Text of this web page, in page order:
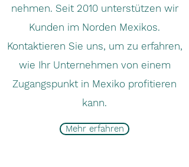
nehmen. Seit 2010 unterstützen wir
Kunden im Norden Mexikos.
Kontaktieren Sie uns, um zu erfahren,
wie Ihr Unternehmen von einem
Zugangspunkt in Mexiko profitieren
kann.
Mehr erfahren